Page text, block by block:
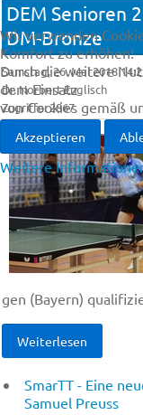
DEM Senioren
DM-Bron­ze
Samstag, 26. Mai 2018
Dr. Norbert Englisch
Zugriffe: 2867
gen (Bay­ern)
Weiterlesen
SmarTT - Eine
Samuel Preuss
Wir verwenden
Komfort zu
Durch die weitere
dem Einsatz
von Cookies gemäß
Akzeptieren
Weitere